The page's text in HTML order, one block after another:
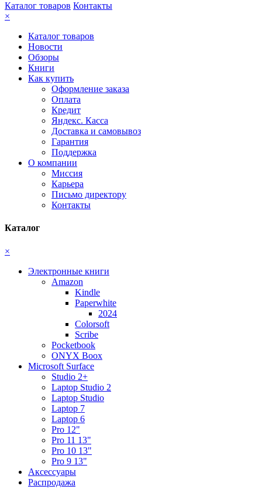
Каталог товаров Контакты
×
Каталог товаров
Новости
Обзоры
Книги
Как купить
Оформление заказа
Оплата
Кредит
Яндекс. Касса
Доставка и самовывоз
Гарантия
Поддержка
О компании
Миссия
Карьера
Письмо директору
Контакты
Каталог
×
Электронные книги
Amazon
Kindle
Paperwhite
2024
Colorsoft
Scribe
Pocketbook
ONYX Boox
Microsoft Surface
Studio 2+
Laptop Studio 2
Laptop Studio
Laptop 7
Laptop 6
Pro 12"
Pro 11 13"
Pro 10 13"
Pro 9 13"
Аксессуары
Распродажа